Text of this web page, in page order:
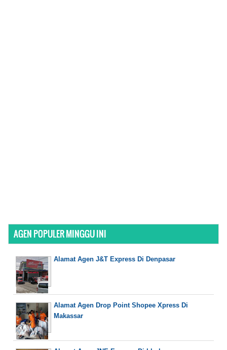
AGEN POPULER MINGGU INI
Alamat Agen J&T Express Di Denpasar
Alamat Agen Drop Point Shopee Xpress Di
Makassar